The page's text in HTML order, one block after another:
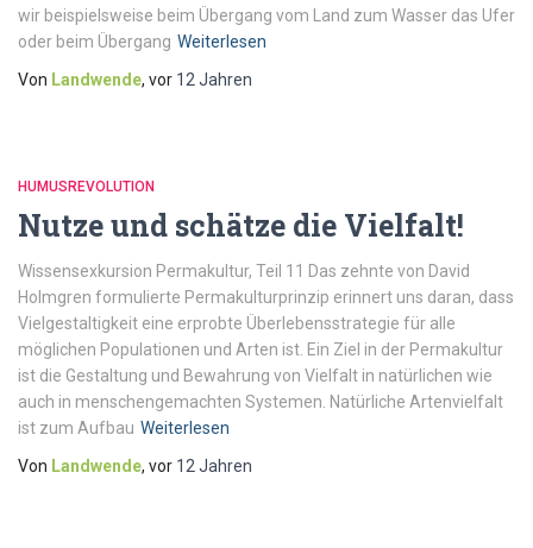
wir beispielsweise beim Übergang vom Land zum Wasser das Ufer
oder beim Übergang Weiterlesen
Von Landwende, vor 12 Jahren
HUMUSREVOLUTION
Nutze und schätze die Vielfalt!
Wissensexkursion Permakultur, Teil 11 Das zehnte von David
Holmgren formulierte Permakulturprinzip erinnert uns daran, dass
Vielgestaltigkeit eine erprobte Überlebensstrategie für alle
möglichen Populationen und Arten ist. Ein Ziel in der Permakultur
ist die Gestaltung und Bewahrung von Vielfalt in natürlichen wie
auch in menschengemachten Systemen. Natürliche Artenvielfalt
ist zum Aufbau Weiterlesen
Von Landwende, vor 12 Jahren